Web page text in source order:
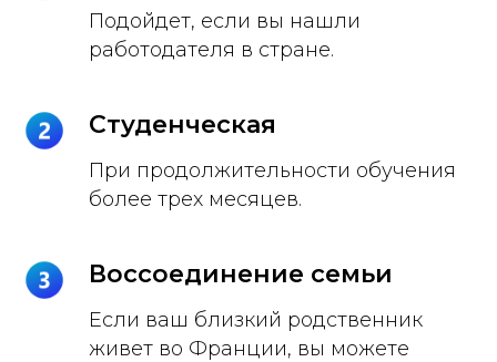
Подойдет, если вы нашли
работодателя в стране.
Студенческая
При продолжительности обучения
более трех месяцев.
Воссоединение семьи
Если ваш близкий родственник
живет во Франции, вы можете